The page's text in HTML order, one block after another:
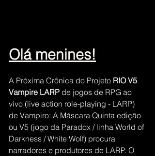
Olá menines!
A Próxima Crônica do Projeto RIO V5
Vampire LARP de jogos de RPG ao
vivo (live action role-playing - LARP)
de Vampiro: A Máscara Quinta edição
ou V5 (jogo da Paradox / linha World of
Darkness / White Wolf) procura
narradores e produtores de LARP. O